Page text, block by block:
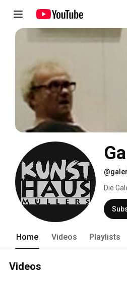
Die
Home Videos Playlists
Videos